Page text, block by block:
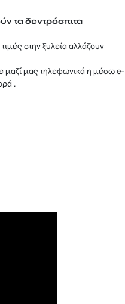
τα δεντρόσπιτα
στην ξυλεία αλλάζουν
μαζί μας τηλεφωνικά η μέσω e-
.